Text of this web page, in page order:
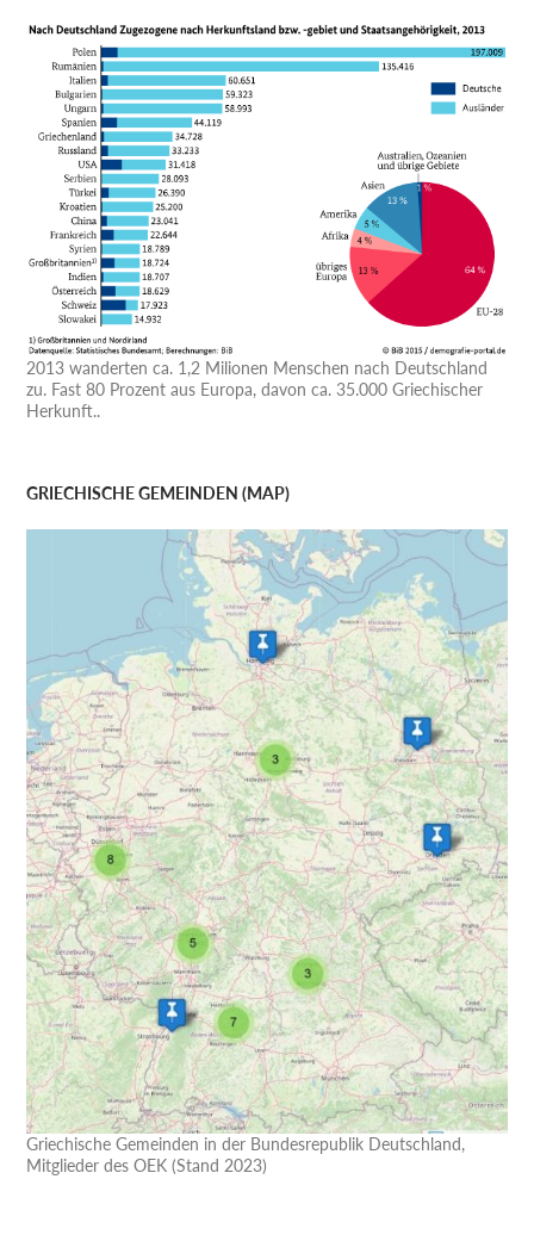
2013 wanderten ca. 1,2 Milionen Menschen nach Deutschland
zu. Fast 80 Prozent aus Europa, davon ca. 35.000 Griechischer
Herkunft..
GRIECHISCHE GEMEINDEN (MAP)
Griechische Gemeinden in der Bundesrepublik Deutschland,
Mitglieder des OEK (Stand 2023)